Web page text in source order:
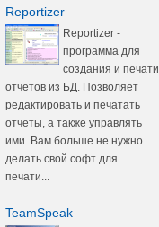
Reportizer
Reportizer -
программа для
создания и печати
отчетов из БД. Позволяет
редактировать и печатать
отчеты, а также управлять
ими. Вам больше не нужно
делать свой софт для
печати...
TeamSpeak